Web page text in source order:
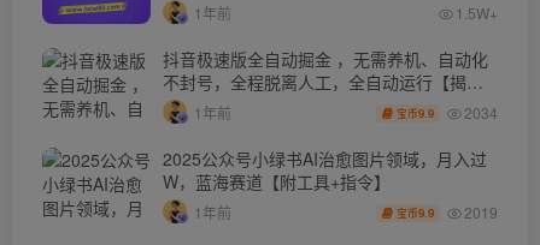
1年前 1.5W+
抖音极速版全自动掘金 ，无需养机、自动化
不封号，全程脱离人工，全自动运行【揭
秘】 1年前 宝币9.9 2034
2025公众号小绿书AI治愈图片领域，月入过
W，蓝海赛道【附工具+指令】
1年前 宝币9.9 2019